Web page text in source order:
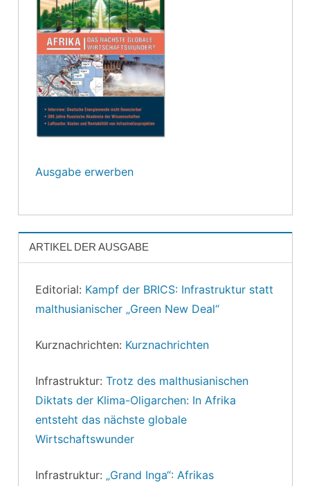
Ausgabe erwerben
ARTIKEL DER AUSGABE
Editorial: Kampf der BRICS: Infrastruktur statt
malthusianischer „Green New Deal“
Kurznachrichten: Kurznachrichten
Infrastruktur: Trotz des malthusianischen
Diktats der Klima-Oligarchen: In Afrika
entsteht das nächste globale
Wirtschaftswunder
Infrastruktur: „Grand Inga“: Afrikas